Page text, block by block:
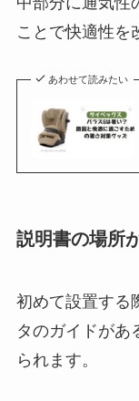
ことで快適性を
あわせて読みたい
説明書の場所
初めて設置する
タのガイドがあ
られます。